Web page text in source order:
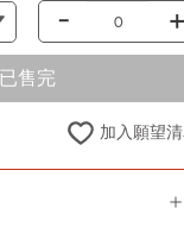
- +
已售完
加入願望